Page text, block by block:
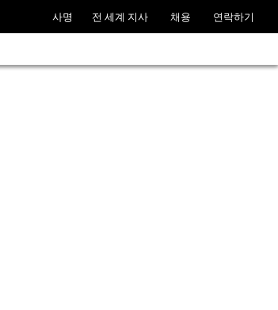
사명 전 세계 지사 채용 연락하기